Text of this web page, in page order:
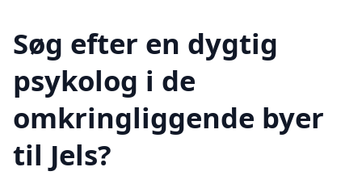
Søg efter en dygtig
psykolog i de
omkringliggende byer
til Jels?